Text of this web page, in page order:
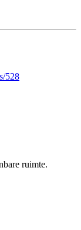
528
ruimte.